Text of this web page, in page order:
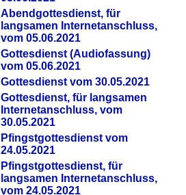
Abendgottesdienst, für
langsamen Internetanschluss,
vom 05.06.2021
Gottesdienst (Audiofassung)
vom 05.06.2021
Gottesdienst vom 30.05.2021
Gottesdienst, für langsamen
Internetanschluss, vom
30.05.2021
Pfingstgottesdienst vom
24.05.2021
Pfingstgottesdienst, für
langsamen Internetanschluss,
vom 24.05.2021